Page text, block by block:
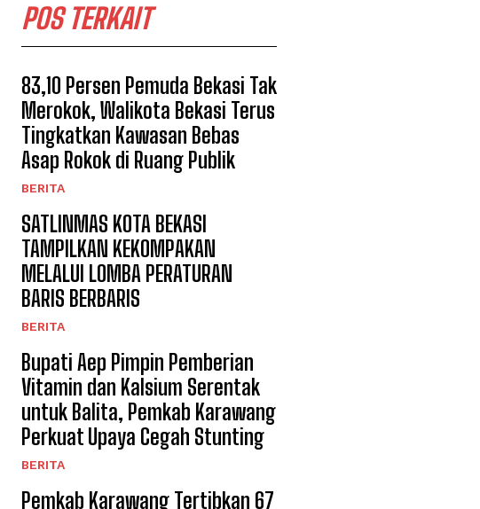
POS TERKAIT
83,10 Persen Pemuda Bekasi Tak
Merokok, Walikota Bekasi Terus
Tingkatkan Kawasan Bebas
Asap Rokok di Ruang Publik
BERITA
SATLINMAS KOTA BEKASI
TAMPILKAN KEKOMPAKAN
MELALUI LOMBA PERATURAN
BARIS BERBARIS
BERITA
Bupati Aep Pimpin Pemberian
Vitamin dan Kalsium Serentak
untuk Balita, Pemkab Karawang
Perkuat Upaya Cegah Stunting
BERITA
Pemkab Karawang Tertibkan 67